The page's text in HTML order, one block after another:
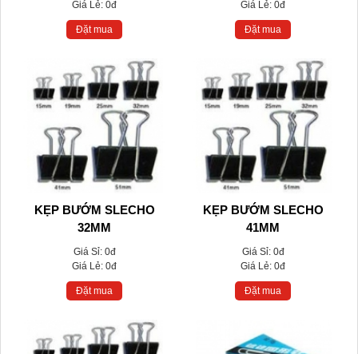
Giá Lẻ:0đ
Đặt mua
Giá Lẻ:0đ
Đặt mua
KẸP BƯỚM SLECHO
32MM
Giá Sỉ: 0đ
Giá Lẻ:0đ
Đặt mua
KẸP BƯỚM SLECHO
41MM
Giá Sỉ: 0đ
Giá Lẻ:0đ
Đặt mua